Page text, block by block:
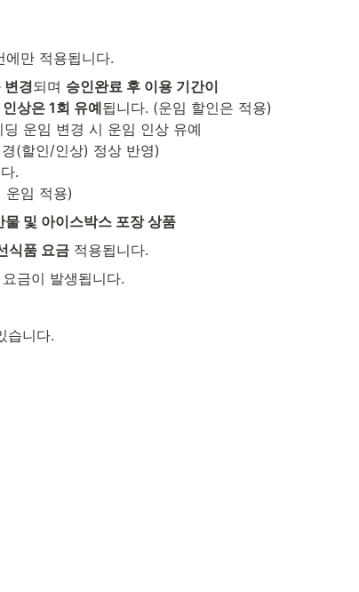
만 적용됩니다.
변경되며 승인완료 후 이용 기간이
상은 1회 유예됩니다. (운임 할인은 적용)
운임 적용)
및 아이스박스 포장 상품
식품 요금 적용됩니다.
금이 발생됩니다.
습니다.